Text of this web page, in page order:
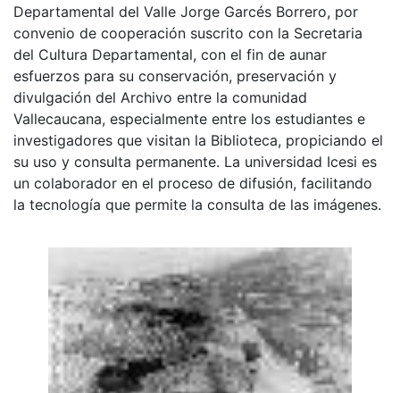
Departamental del Valle Jorge Garcés Borrero, por
convenio de cooperación suscrito con la Secretaria
del Cultura Departamental, con el fin de aunar
esfuerzos para su conservación, preservación y
divulgación del Archivo entre la comunidad
Vallecaucana, especialmente entre los estudiantes e
investigadores que visitan la Biblioteca, propiciando el
su uso y consulta permanente. La universidad Icesi es
un colaborador en el proceso de difusión, facilitando
la tecnología que permite la consulta de las imágenes.